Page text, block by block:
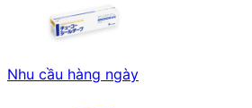
Nhu cầu hàng ngày